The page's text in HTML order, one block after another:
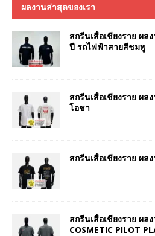
ผลงานล่าสุดของเรา
สกรีนเสื้อเชียงราย ผล
ปี รถไฟฟ้าสายสีชมพู
สกรีนเสื้อเชียงราย ผล
โอชา
สกรีนเสื้อเชียงราย ผล
สกรีนเสื้อเชียงราย ผล
COSMETIC PILOT